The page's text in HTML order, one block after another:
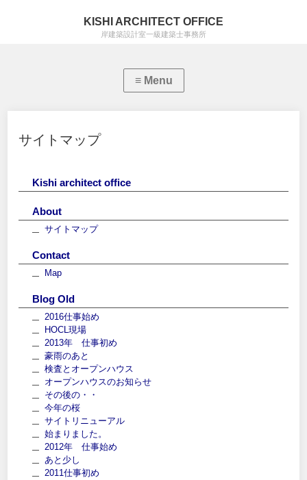
KISHI ARCHITECT OFFICE
岸建築設計室一級建築士事務所
サイトマップ
Kishi architect office
About
サイトマップ
Contact
Map
Blog Old
2016仕事始め
HOCL現場
2013年 仕事初め
豪雨のあと
検査とオープンハウス
オープンハウスのお知らせ
その後の・・
今年の桜
サイトリニューアル
始まりました。
2012年 仕事始め
あと少し
2011仕事初め